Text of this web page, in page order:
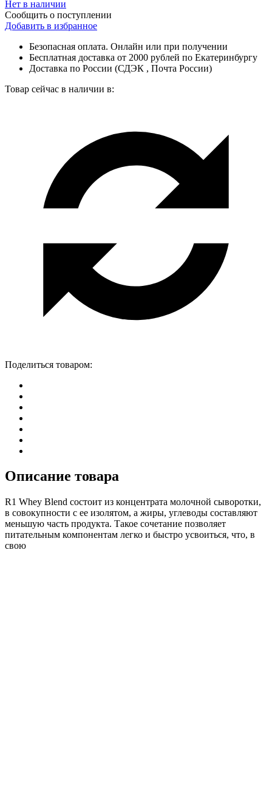
Нет в наличии
Сообщить о поступлении
Добавить в избранное
Безопасная оплата. Онлайн или при получении
Бесплатная доставка от 2000 рублей по Екатеринбургу
Доставка по России (СДЭК , Почта России)
Товар сейчас в наличии в:
Поделиться товаром:
Описание товара
R1 Whey Blend состоит из концентрата молочной сыворотки,
в совокупности с ее изолятом, а жиры, углеводы составляют
меньшую часть продукта. Такое сочетание позволяет
питательным компонентам легко и быстро усвоиться, что, в
свою